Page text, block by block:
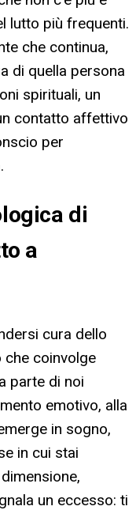
lutto più frequenti.
che continua,
di quella persona
spirituali, un
contatto affettivo
per
di
a
cura dello
coinvolge
parte di noi
emotivo, alla
in sogno,
in cui stai
un eccesso: ti